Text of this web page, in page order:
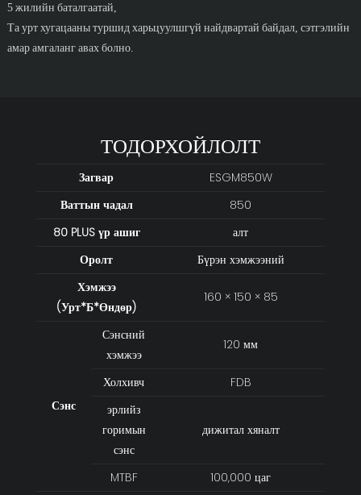
5 жилийн баталгаатай,
Та урт хугацааны туршид харьцуулшгүй найдвартай байдал, сэтгэлийн
амар амгаланг авах болно.
ТОДОРХОЙЛОЛТ
Загвар
ESGM850W
Ваттын чадал
850
80 PLUS үр ашиг
алт
Оролт
Бүрэн хэмжээний
Хэмжээ
(Урт*Б*Өндөр)
160 × 150 × 85
Сэнс
Сэнсний
хэмжээ
120 мм
Холхивч
FDB
эрлийз
горимын
сэнс
дижитал хяналт
MTBF
100,000 цаг